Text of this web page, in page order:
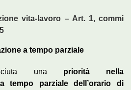
vita‑lavoro – Art. 1, commi
a tempo parziale
una priorità nella
tempo parziale dell’orario di